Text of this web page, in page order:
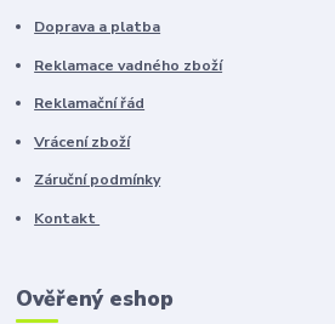
Doprava a platba
Reklamace vadného zboží
Reklamační řád
Vrácení zboží
Záruční podmínky
Kontakt
Ověřený eshop